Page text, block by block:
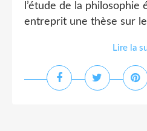
l’étude de la philosophie
entreprit une thèse sur
Lire la